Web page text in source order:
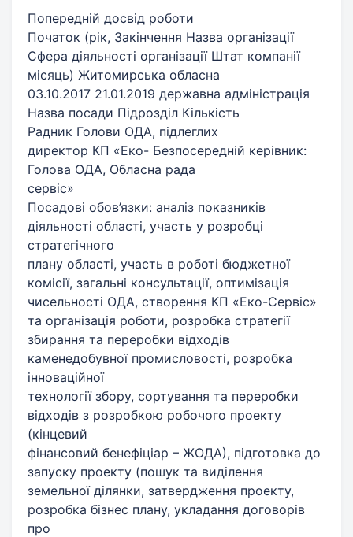
Попередній досвід роботи
Початок (рік, Закінчення Назва організації
Сфера діяльності організації Штат компанії
місяць) Житомирська обласна
03.10.2017 21.01.2019 державна адміністрація
Назва посади Підрозділ Кількість
Радник Голови ОДА, підлеглих
директор КП «Еко- Безпосередній керівник:
Голова ОДА, Обласна рада
сервіс»
Посадові обов’язки: аналіз показників
діяльності області, участь у розробці
стратегічного
плану області, участь в роботі бюджетної
комісії, загальні консультації, оптимізація
чисельності ОДА, створення КП «Еко-Сервіс»
та організація роботи, розробка стратегії
збирання та переробки відходів
каменедобувної промисловості, розробка
інноваційної
технології збору, сортування та переробки
відходів з розробкою робочого проекту
(кінцевий
фінансовий бенефіціар – ЖОДА), підготовка до
запуску проекту (пошук та виділення
земельної ділянки, затвердження проекту,
розробка бізнес плану, укладання договорів
про